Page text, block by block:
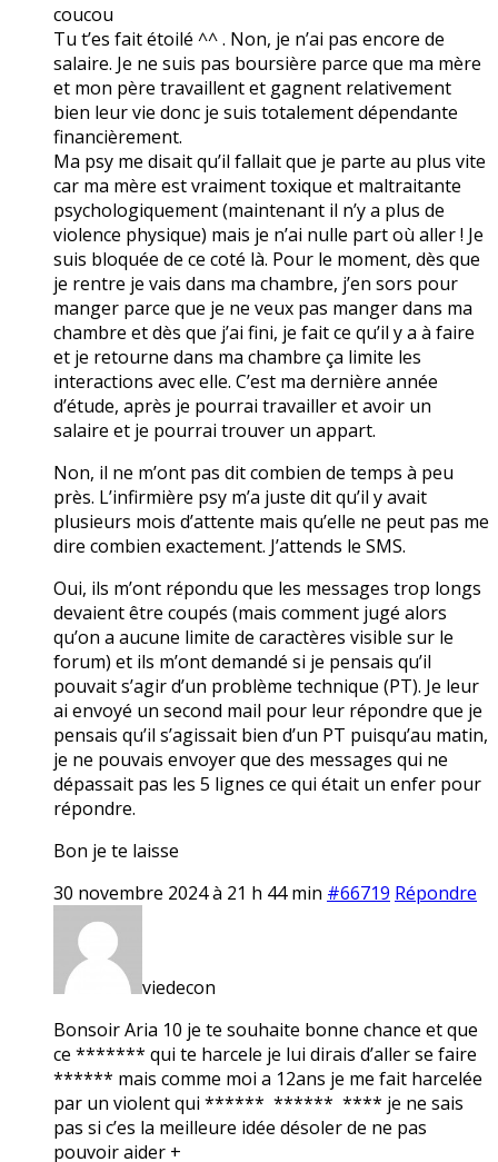
coucou
Tu t’es fait étoilé ^^ . Non, je n’ai pas encore de
salaire. Je ne suis pas boursière parce que ma mère
et mon père travaillent et gagnent relativement
bien leur vie donc je suis totalement dépendante
financièrement.
Ma psy me disait qu’il fallait que je parte au plus vite
car ma mère est vraiment toxique et maltraitante
psychologiquement (maintenant il n’y a plus de
violence physique) mais je n’ai nulle part où aller ! Je
suis bloquée de ce coté là. Pour le moment, dès que
je rentre je vais dans ma chambre, j’en sors pour
manger parce que je ne veux pas manger dans ma
chambre et dès que j’ai fini, je fait ce qu’il y a à faire
et je retourne dans ma chambre ça limite les
interactions avec elle. C’est ma dernière année
d’étude, après je pourrai travailler et avoir un
salaire et je pourrai trouver un appart.
Non, il ne m’ont pas dit combien de temps à peu
près. L’infirmière psy m’a juste dit qu’il y avait
plusieurs mois d’attente mais qu’elle ne peut pas me
dire combien exactement. J’attends le SMS.
Oui, ils m’ont répondu que les messages trop longs
devaient être coupés (mais comment jugé alors
qu’on a aucune limite de caractères visible sur le
forum) et ils m’ont demandé si je pensais qu’il
pouvait s’agir d’un problème technique (PT). Je leur
ai envoyé un second mail pour leur répondre que je
pensais qu’il s’agissait bien d’un PT puisqu’au matin,
je ne pouvais envoyer que des messages qui ne
dépassait pas les 5 lignes ce qui était un enfer pour
répondre.
Bon je te laisse
30 novembre 2024 à 21 h 44 min #66719 Répondre
viedecon
Bonsoir Aria 10 je te souhaite bonne chance et que
ce ******* qui te harcele je lui dirais d’aller se faire
****** mais comme moi a 12ans je me fait harcelée
par un violent qui ****** ****** **** je ne sais
pas si c’es la meilleure idée désoler de ne pas
pouvoir aider +